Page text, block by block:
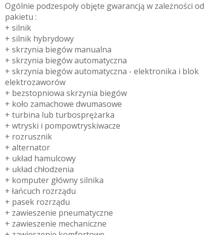
Ogólnie podzespoły objęte gwarancją w zależności od
pakietu :
+ silnik
+ silnik hybrydowy
+ skrzynia biegów manualna
+ skrzynia biegów automatyczna
+ skrzynia biegów automatyczna - elektronika i blok
elektrozaworów
+ bezstopniowa skrzynia biegów
+ koło zamachowe dwumasowe
+ turbina lub turbosprężarka
+ wtryski i pompowtryskiwacze
+ rozrusznik
+ alternator
+ układ hamulcowy
+ układ chłodzenia
+ komputer główny silnika
+ łańcuch rozrządu
+ pasek rozrządu
+ zawieszenie pneumatyczne
+ zawieszenie mechaniczne